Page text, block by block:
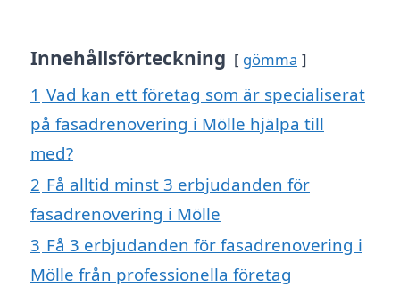
Innehållsförteckning gömma
1 Vad kan ett företag som är specialiserat
på fasadrenovering i Mölle hjälpa till
med?
2 Få alltid minst 3 erbjudanden för
fasadrenovering i Mölle
3 Få 3 erbjudanden för fasadrenovering i
Mölle från professionella företag